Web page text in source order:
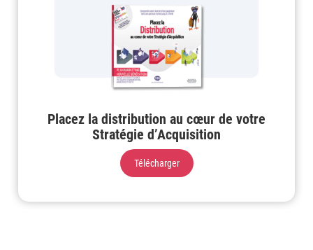
Placez la distribution au cœur de votre
Stratégie d’Acquisition
Télécharger